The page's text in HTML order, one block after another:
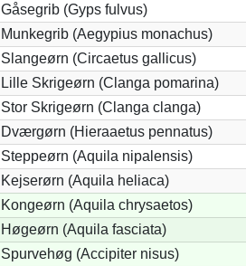
Gåsegrib (Gyps fulvus)
Munkegrib (Aegypius monachus)
Slangeørn (Circaetus gallicus)
Lille Skrigeørn (Clanga pomarina)
Stor Skrigeørn (Clanga clanga)
Dværgørn (Hieraaetus pennatus)
Steppeørn (Aquila nipalensis)
Kejserørn (Aquila heliaca)
Kongeørn (Aquila chrysaetos)
Høgeørn (Aquila fasciata)
Spurvehøg (Accipiter nisus)